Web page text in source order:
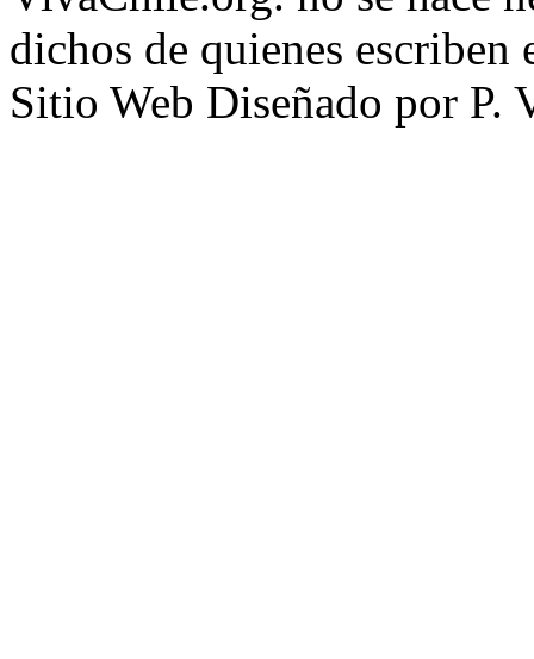
dichos de quienes escriben
Sitio Web Diseñado por